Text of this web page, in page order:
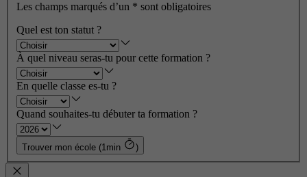
Les champs marqués d’un * sont obligatoires
Quel est ton statut ?
À quel niveau seras-tu pour cette formation ?
En quelle classe es-tu ?
Quand souhaites-tu débuter ta formation ?
Trouver mon école (1min )